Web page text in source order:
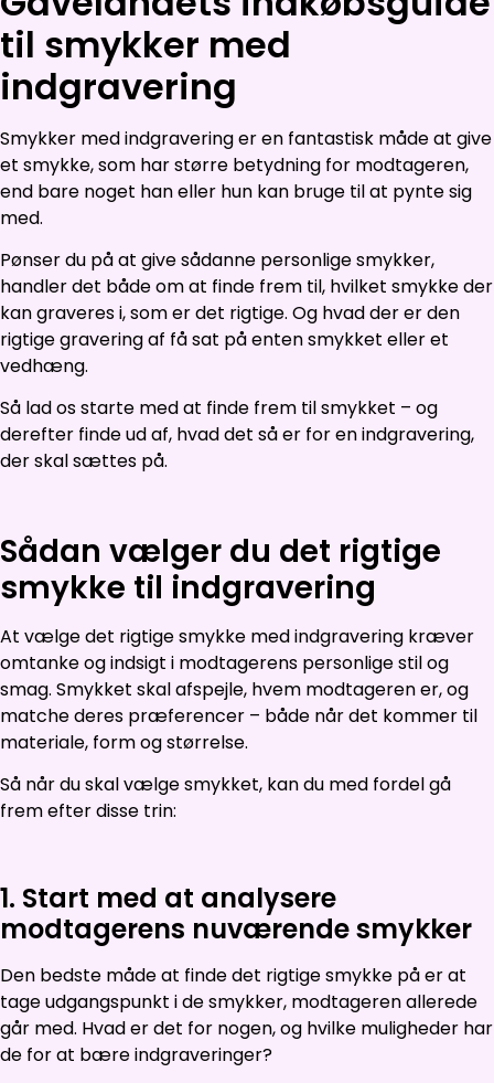
til smykker med
indgravering
Smykker med indgravering er en fantastisk måde at give
et smykke, som har større betydning for modtageren,
end bare noget han eller hun kan bruge til at pynte sig
med.
Pønser du på at give sådanne personlige smykker,
handler det både om at finde frem til, hvilket smykke der
kan graveres i, som er det rigtige. Og hvad der er den
rigtige gravering af få sat på enten smykket eller et
vedhæng.
Så lad os starte med at finde frem til smykket – og
derefter finde ud af, hvad det så er for en indgravering,
der skal sættes på.
Sådan vælger du det rigtige
smykke til indgravering
At vælge det rigtige smykke med indgravering kræver
omtanke og indsigt i modtagerens personlige stil og
smag. Smykket skal afspejle, hvem modtageren er, og
matche deres præferencer – både når det kommer til
materiale, form og størrelse.
Så når du skal vælge smykket, kan du med fordel gå
frem efter disse trin:
1. Start med at analysere
modtagerens nuværende smykker
Den bedste måde at finde det rigtige smykke på er at
tage udgangspunkt i de smykker, modtageren allerede
går med. Hvad er det for nogen, og hvilke muligheder har
de for at bære indgraveringer?